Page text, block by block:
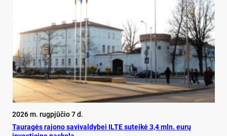
2026 m. rugpjūčio 7 d.
Tauragės rajono savivaldybei ILTE suteikė 3,4 mln. eurų